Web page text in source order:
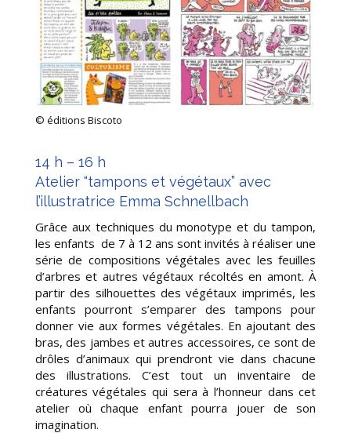
© éditions Biscoto
14 h – 16 h
Atelier “tampons et végétaux” avec
l’illustratrice Emma Schnellbach
Grâce aux techniques du monotype et du tampon,
les enfants de 7 à 12 ans sont invités à réaliser une
série de compositions végétales avec les feuilles
d’arbres et autres végétaux récoltés en amont. À
partir des silhouettes des végétaux imprimés, les
enfants pourront s’emparer des tampons pour
donner vie aux formes végétales. En ajoutant des
bras, des jambes et autres accessoires, ce sont de
drôles d’animaux qui prendront vie dans chacune
des illustrations. C’est tout un inventaire de
créatures végétales qui sera à l’honneur dans cet
atelier où chaque enfant pourra jouer de son
imagination.